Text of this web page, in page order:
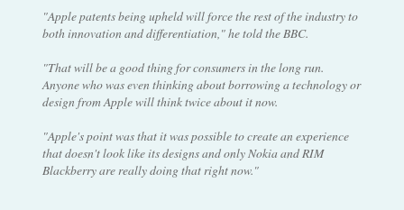
"Apple patents being upheld will force the rest of the industry to
both innovation and differentiation," he told the BBC.
"That will be a good thing for consumers in the long run.
Anyone who was even thinking about borrowing a technology or
design from Apple will think twice about it now.
"Apple's point was that it was possible to create an experience
that doesn't look like its designs and only Nokia and RIM
Blackberry are really doing that right now."